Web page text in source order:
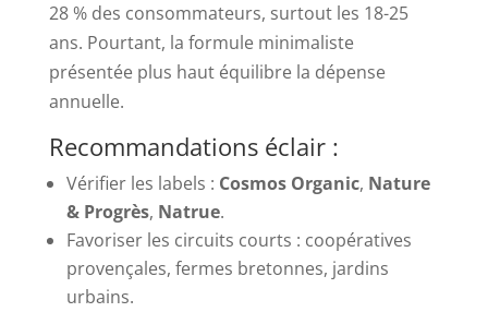
28 % des consommateurs, surtout les 18-25
ans. Pourtant, la formule minimaliste
présentée plus haut équilibre la dépense
annuelle.
Recommandations éclair :
Vérifier les labels : Cosmos Organic, Nature
& Progrès, Natrue.
Favoriser les circuits courts : coopératives
provençales, fermes bretonnes, jardins
urbains.